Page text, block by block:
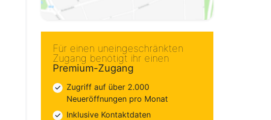
Für einen uneingeschränkten
Zugang benötigt ihr einen
Premium-Zugang
Zugriff auf über 2.000
Neueröffnungen pro Monat
Inklusive Kontaktdaten